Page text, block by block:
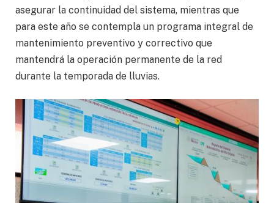
asegurar la continuidad del sistema, mientras que
para este año se contempla un programa integral de
mantenimiento preventivo y correctivo que
mantendrá la operación permanente de la red
durante la temporada de lluvias.